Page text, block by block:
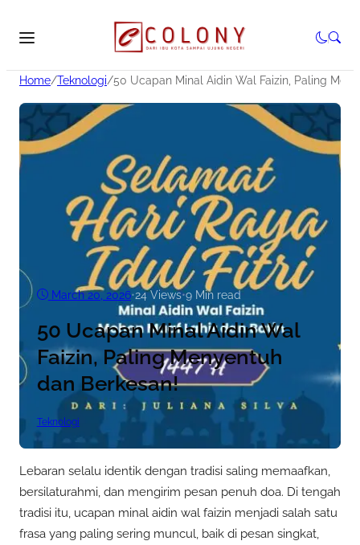
Home/Teknologi/50 Ucapan Minal Aidin Wal Faizin, Paling
March 20, 2026•24Views•9 Min read
50 Ucapan Minal Aidin Wal
Faizin, Paling Menyentuh
dan Berkesan!
Teknologi
Lebaran selalu identik dengan tradisi saling memaafkan,
bersilaturahmi, dan mengirim pesan penuh doa. Di tengah
tradisi itu, ucapan minal aidin wal faizin menjadi salah satu
frasa yang paling sering muncul, baik di pesan singkat,